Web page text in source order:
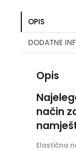
namještaj
OPIS
DODATNE
Opis
način
Elastična